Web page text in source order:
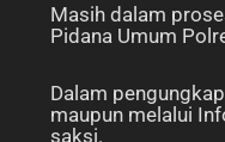
Masih dalam
Pidana Umum
Dalam
maupun melalui
saksi.